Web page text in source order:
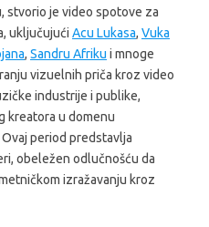
stvorio je video spotove za
uključujući Acu Lukasa, Vuka
, Sandru Afriku i mnoge
vizuelnih priča kroz video
industrije i publike,
kreatora u domenu
period predstavlja
obeležen odlučnošću da
izražavanju kroz